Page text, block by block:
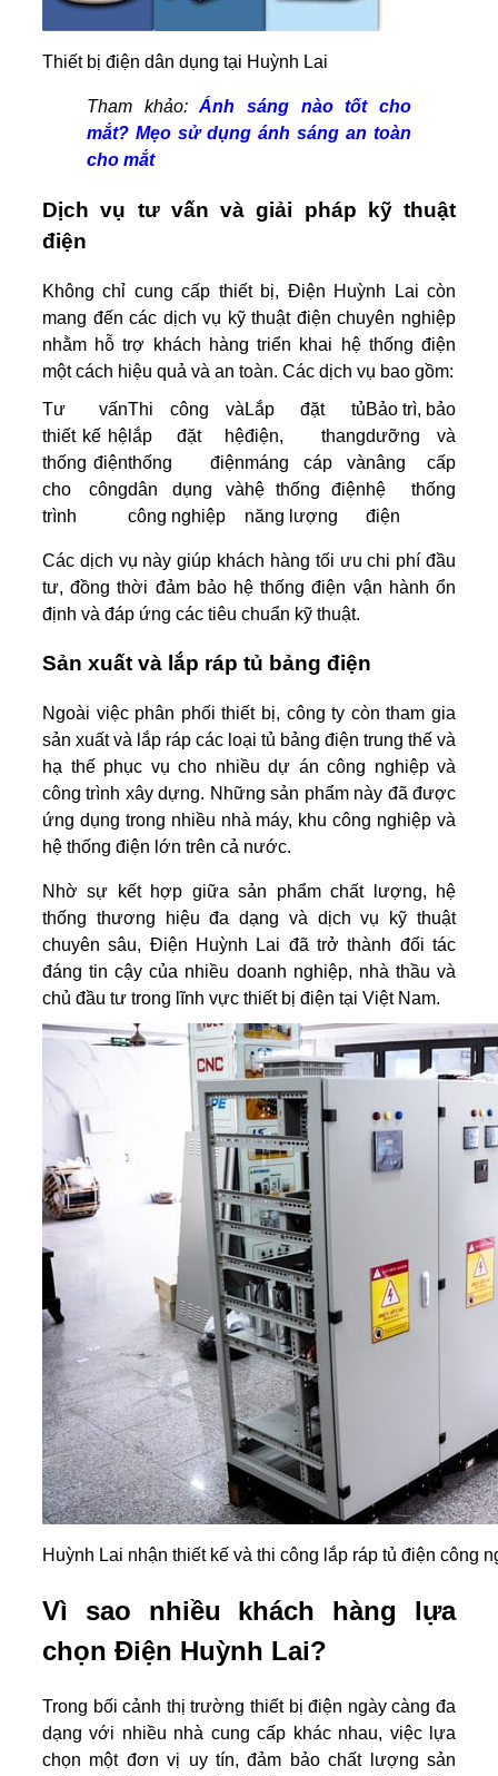
Thiết bị điện dân dụng tại Huỳnh Lai
Tham khảo:Ánh sáng nào tốt cho
mắt? Mẹo sử dụng ánh sáng an toàn
cho mắt
Dịch vụ tư vấn và giải pháp kỹ thuật
điện
Không chỉ cung cấp thiết bị, Điện Huỳnh Lai còn
mang đến các dịch vụ kỹ thuật điện chuyên nghiệp
nhằm hỗ trợ khách hàng triển khai hệ thống điện
một cách hiệu quả và an toàn. Các dịch vụ bao gồm:
Tư vấn
thiết kế hệ
thống điện
cho công
trình
Thi công và
lắp đặt hệ
thống điện
dân dụng và
công nghiệp
Lắp đặt tủ
điện, thang
máng cáp và
hệ thống điện
năng lượng
Bảo trì, bảo
dưỡng và
nâng cấp
hệ thống
điện
Các dịch vụ này giúp khách hàng tối ưu chi phí đầu
tư, đồng thời đảm bảo hệ thống điện vận hành ổn
định và đáp ứng các tiêu chuẩn kỹ thuật.
Sản xuất và lắp ráp tủ bảng điện
Ngoài việc phân phối thiết bị, công ty còn tham gia
sản xuất và lắp ráp các loại tủ bảng điện trung thế và
hạ thế phục vụ cho nhiều dự án công nghiệp và
công trình xây dựng. Những sản phẩm này đã được
ứng dụng trong nhiều nhà máy, khu công nghiệp và
hệ thống điện lớn trên cả nước.
Nhờ sự kết hợp giữa sản phẩm chất lượng, hệ
thống thương hiệu đa dạng và dịch vụ kỹ thuật
chuyên sâu, Điện Huỳnh Lai đã trở thành đối tác
đáng tin cậy của nhiều doanh nghiệp, nhà thầu và
chủ đầu tư trong lĩnh vực thiết bị điện tại Việt Nam.
Huỳnh Lai nhận thiết kế và thi công lắp ráp tủ điện công
Vì sao nhiều khách hàng lựa
chọn Điện Huỳnh Lai?
Trong bối cảnh thị trường thiết bị điện ngày càng đa
dạng với nhiều nhà cung cấp khác nhau, việc lựa
chọn một đơn vị uy tín, đảm bảo chất lượng sản